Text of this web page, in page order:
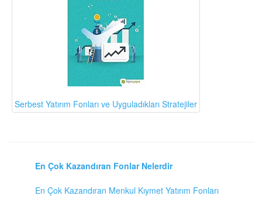
Serbest Yatırım Fonları ve Uyguladıkları Stratejiler
En Çok Kazandıran Fonlar Nelerdir
En Çok Kazandıran Menkul Kıymet Yatırım Fonları